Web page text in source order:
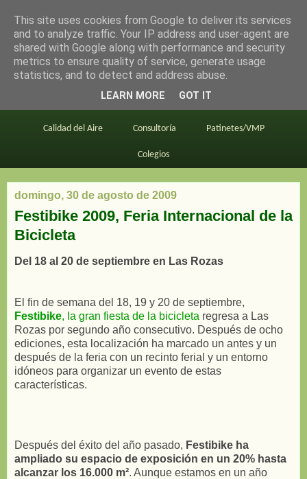
en bici por madrid
Este blog BiciMAD Primeros consejos
Calidad del Aire Consultoría Patinetes/VMP
Colegios
domingo, 30 de agosto de 2009
Festibike 2009, Feria Internacional de la
Bicicleta
Del 18 al 20 de septiembre en Las Rozas
El fin de semana del 18, 19 y 20 de septiembre,
Festibike, la gran fiesta de la bicicleta regresa a Las
Rozas por segundo año consecutivo. Después de ocho
ediciones, esta localización ha marcado un antes y un
después de la feria con un recinto ferial y un entorno
idóneos para organizar un evento de estas
características.
Después del éxito del año pasado, Festibike ha
ampliado su espacio de exposición en un 20% hasta
alcanzar los 16.000 m². Aunque estamos en un año
This site uses cookies from Google to deliver its services
and to analyze traffic. Your IP address and user-agent are
shared with Google along with performance and security
metrics to ensure quality of service, generate usage
statistics, and to detect and address abuse.
LEARN MORE GOT IT